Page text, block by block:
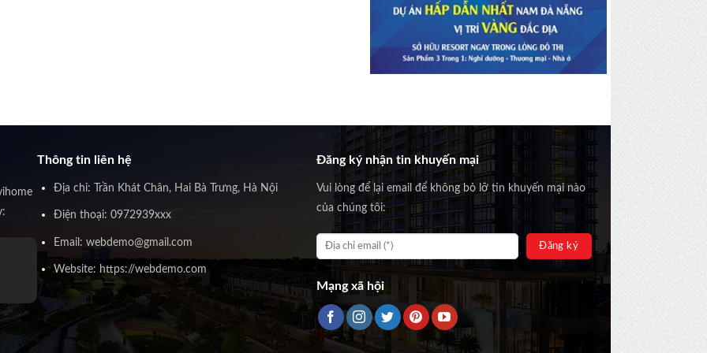
Thông tin liên hệ
Địa chỉ: Trần Khát Chân, Hai Bà Trưng, Hà Nội
Điện thoại: 0972939xxx
Email: webdemo@gmail.com
Website: https://webdemo.com
Đăng ký nhận tin khuyến mại
Vui lòng để lại email để không bỏ lỡ tin khuyến mại nào
của chúng tôi:
Mạng xã hội